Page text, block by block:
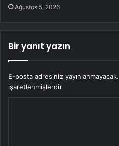
Ağustos 5, 2026
Bir yanıt yazın
E-posta adresiniz yayınlanmayacak.
işaretlenmişlerdir